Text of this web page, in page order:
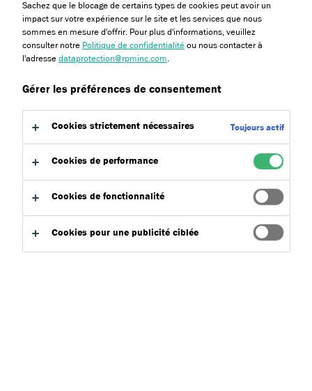
Formulaire de
contact
Localisations
Acceuil
Systèmes
Services & Réalisations
Sachez que le blocage de certains types de cookies peut avoir un
impact sur votre expérience sur le site et les services que nous
sommes en mesure d'offrir. Pour plus d'informations, veuillez
consulter notre Politique de confidentialité ou nous contacter à
l'adresse dataprotection@rpminc.com
Gérer les préférences de consentement
Cookies strictement nécessaires Toujours actif
Cookies de performance
Cookies de fonctionnalité
Cookies pour une publicité ciblée